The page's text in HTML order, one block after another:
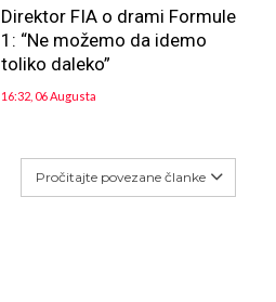
Direktor FIA o drami Formule
1: “Ne možemo da idemo
toliko daleko”
16:32, 06 Augusta
Pročitajte povezane članke